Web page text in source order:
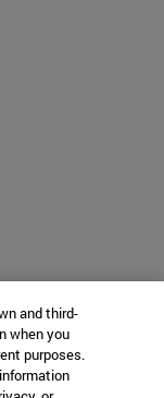
and third-
when you
purposes.